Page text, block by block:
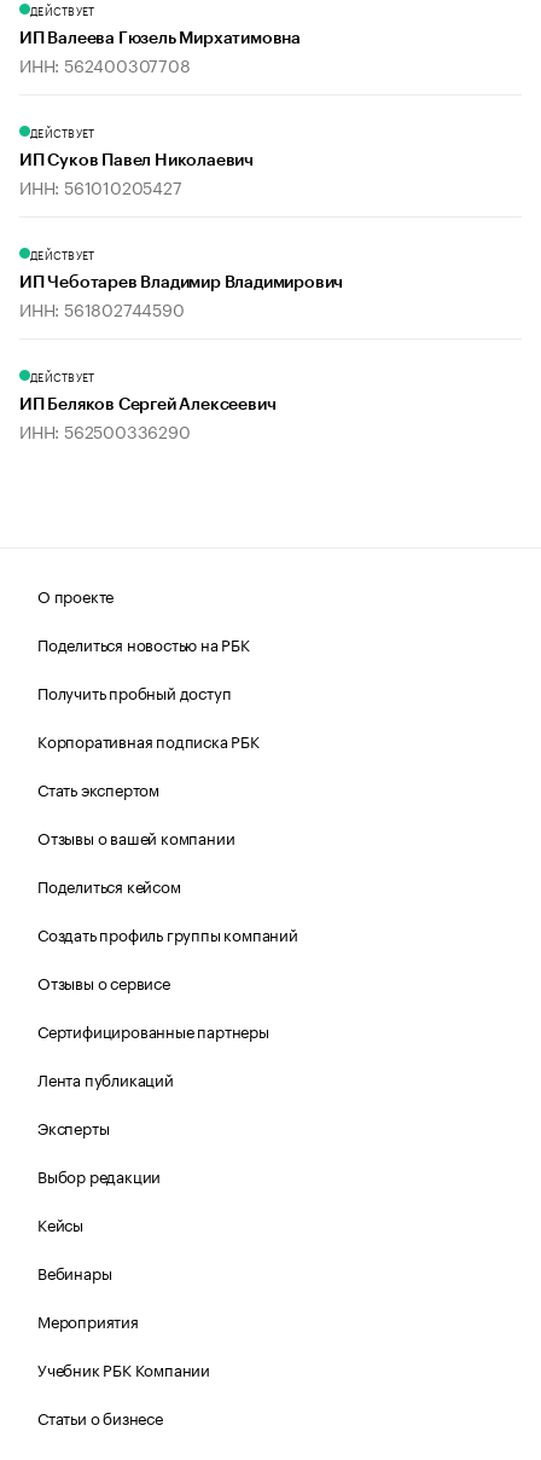
ДЕЙСТВУЕТ
ИП Валеева Гюзель Мирхатимовна
ИНН: 562400307708
ДЕЙСТВУЕТ
ИП Суков Павел Николаевич
ИНН: 561010205427
ДЕЙСТВУЕТ
ИП Чеботарев Владимир Владимирович
ИНН: 561802744590
ДЕЙСТВУЕТ
ИП Беляков Сергей Алексеевич
ИНН: 562500336290
О проекте
Поделиться новостью на РБК
Получить пробный доступ
Корпоративная подписка РБК
Стать экспертом
Отзывы о вашей компании
Поделиться кейсом
Создать профиль группы компаний
Отзывы о сервисе
Сертифицированные партнеры
Лента публикаций
Эксперты
Выбор редакции
Кейсы
Вебинары
Мероприятия
Учебник РБК Компании
Статьи о бизнесе